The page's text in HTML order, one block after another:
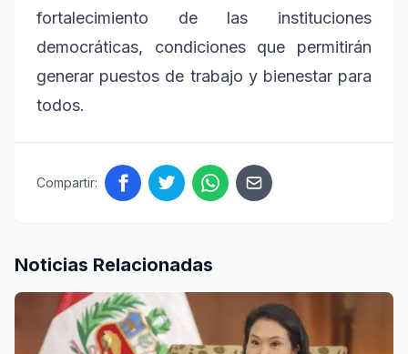
fortalecimiento de las instituciones
democráticas, condiciones que permitirán
generar puestos de trabajo y bienestar para
todos.
Compartir:
Noticias Relacionadas